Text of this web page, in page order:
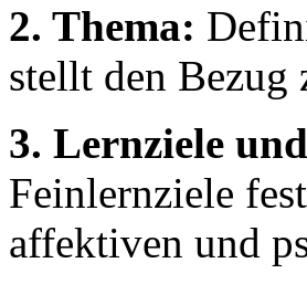
2. Thema:
stellt den
3. Lernziele
Feinlernziele
affektiven und